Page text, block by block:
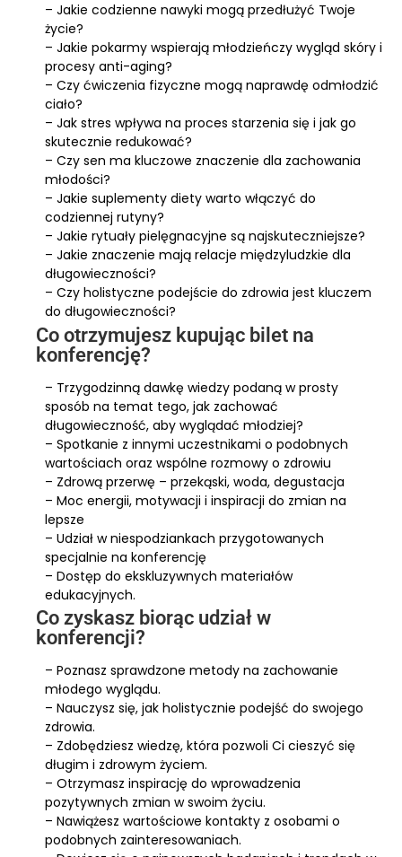
– Jakie codzienne nawyki mogą przedłużyć Twoje
życie?
– Jakie pokarmy wspierają młodzieńczy wygląd skóry i
procesy anti-aging?
– Czy ćwiczenia fizyczne mogą naprawdę odmłodzić
ciało?
– Jak stres wpływa na proces starzenia się i jak go
skutecznie redukować?
– Czy sen ma kluczowe znaczenie dla zachowania
młodości?
– Jakie suplementy diety warto włączyć do
codziennej rutyny?
– Jakie rytuały pielęgnacyjne są najskuteczniejsze?
– Jakie znaczenie mają relacje międzyludzkie dla
długowieczności?
– Czy holistyczne podejście do zdrowia jest kluczem
do długowieczności?
Co otrzymujesz kupując bilet na
konferencję?
– Trzygodzinną dawkę wiedzy podaną w prosty
sposób na temat tego, jak zachować
długowieczność, aby wyglądać młodziej?
– Spotkanie z innymi uczestnikami o podobnych
wartościach oraz wspólne rozmowy o zdrowiu
– Zdrową przerwę – przekąski, woda, degustacja
– Moc energii, motywacji i inspiracji do zmian na
lepsze
– Udział w niespodziankach przygotowanych
specjalnie na konferencję
– Dostęp do ekskluzywnych materiałów
edukacyjnych.
Co zyskasz biorąc udział w
konferencji?
– Poznasz sprawdzone metody na zachowanie
młodego wyglądu.
– Nauczysz się, jak holistycznie podejść do swojego
zdrowia.
– Zdobędziesz wiedzę, która pozwoli Ci cieszyć się
długim i zdrowym życiem.
– Otrzymasz inspirację do wprowadzenia
pozytywnych zmian w swoim życiu.
– Nawiążesz wartościowe kontakty z osobami o
podobnych zainteresowaniach.